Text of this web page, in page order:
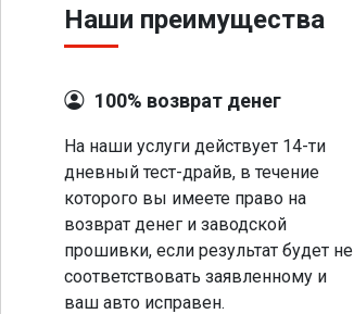
Наши преимущества
100% возврат денег
На наши услуги действует 14-ти
дневный тест-драйв, в течение
которого вы имеете право на
возврат денег и заводской
прошивки, если результат будет не
соответствовать заявленному и
ваш авто исправен.